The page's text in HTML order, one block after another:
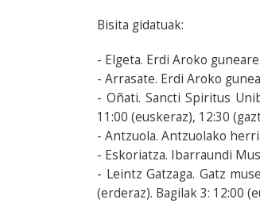
Bisita gidatuak:
- Elgeta. Erdi Aroko
- Arrasate. Erdi Aroko
- Oñati. Sancti Spiritus
11:00 (euskeraz), 12:30
- Antzuola. Antzuolako
- Eskoriatza. Ibarraundi
- Leintz Gatzaga. Gatz
(erderaz). Bagilak 3: 12:00